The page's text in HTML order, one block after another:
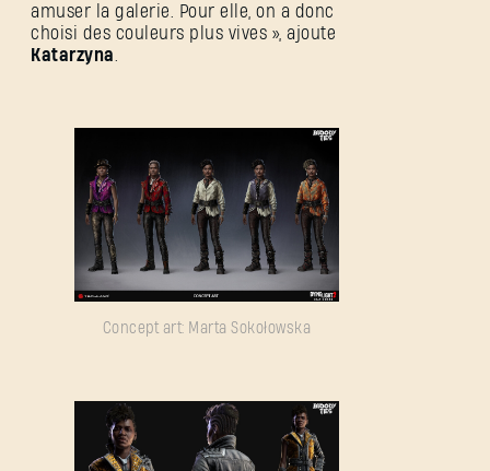
amuser la galerie. Pour elle, on a donc
choisi des couleurs plus vives », ajoute
Katarzyna
Concept art: Marta Sokołowska
C'est votre première fois sur Dying Light Outpost ?
Créer un compte.